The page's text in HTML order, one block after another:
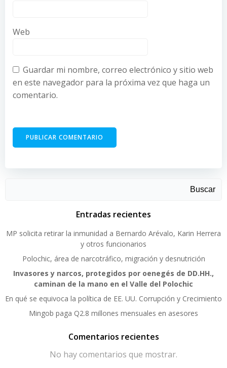
Web
Guardar mi nombre, correo electrónico y sitio web
en este navegador para la próxima vez que haga un
comentario.
Buscar
Entradas recientes
MP solicita retirar la inmunidad a Bernardo Arévalo, Karin Herrera
y otros funcionarios
Polochic, área de narcotráfico, migración y desnutrición
Invasores y narcos, protegidos por oenegés de DD.HH.,
caminan de la mano en el Valle del Polochic
En qué se equivoca la política de EE. UU. Corrupción y Crecimiento
Mingob paga Q2.8 millones mensuales en asesores
Comentarios recientes
No hay comentarios que mostrar.